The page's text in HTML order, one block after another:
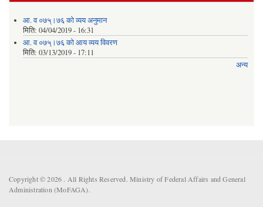
आ. व ०७५्।७६ को व्यय अनुमान
मिति: 04/04/2019 - 16:31
आ. व ०७५्।७६ को आय व्यय विवरण
मिति: 03/13/2019 - 17:11
अन्य
Copyright © 2026 . All Rights Reserved. Ministry of Federal Affairs and General
Administration (MoFAGA).